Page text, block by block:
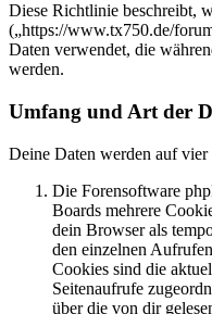
Diese Richtlinie beschreibt,
(„https://www.tx750.de/
Daten verwendet, die
werden.
Umfang und Art der
Deine Daten werden auf vier
Die Forensoftware
Boards mehrere
dein Browser als
den einzelnen
Cookies sind die
Seitenaufrufe
über die von dir